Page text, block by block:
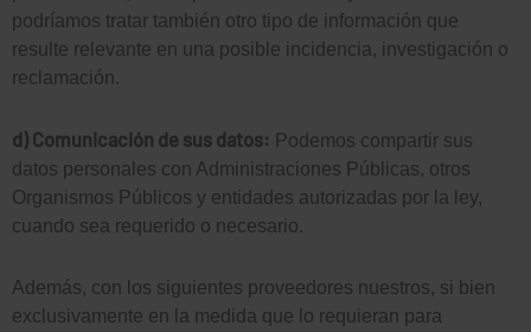
podríamos tratar también otro tipo de información que
resulte relevante en una posible incidencia, investigación o
reclamación.
d) Comunicación de sus datos: Podemos compartir sus
datos personales con Administraciones Públicas, otros
Organismos Públicos y entidades autorizadas por la ley,
cuando sea requerido o necesario.
Además, con los siguientes proveedores nuestros, si bien
exclusivamente en la medida que lo requieran para